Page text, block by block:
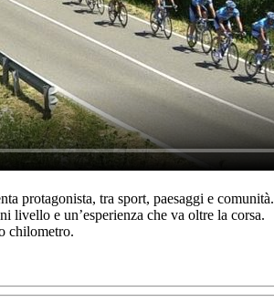
protagonista, tra sport, paesaggi e comunità.
livello e un’esperienza che va oltre la corsa.
chilometro.